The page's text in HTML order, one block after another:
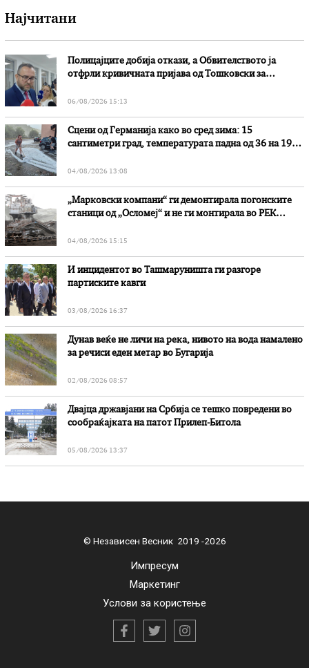
Најчитани
Полицајците добија откази, а Обвителството ја
отфрли кривичната пријава од Тошковски за
06/08/2026 15:13
Сцени од Германија како во сред зима: 15
сантиметри град, температурата падна од 36 на 19
04/08/2026 13:08
„Марковски компани“ ги демонтирала погонските
станици од „Осломеј“ и не ги монтирала во РЕК
04/08/2026 15:15
И инцидентот во Ташмаруништa ги разгоре
партиските кавги
03/08/2026 16:37
Дунав веќе не личи на река, нивото на вода намалено
за речиси еден метар во Бугарија
02/08/2026 08:57
Двајца државјани на Србија се тешко повредени во
сообраќајката на патот Прилеп-Битола
05/08/2026 13:37
© Независен Весник 2019 -2026
Импресум
Маркетинг
Услови за користење